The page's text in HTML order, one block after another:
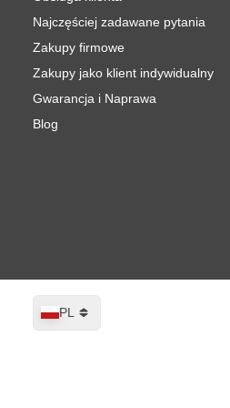
Najczęściej zadawane pytania
Zakupy firmowe
Zakupy jako klient indywidualny
Gwarancja i Naprawa
Blog
Język
PL